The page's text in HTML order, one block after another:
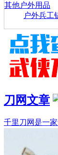
其他户外用品
户外兵工
刀网文章
千里刀网是一